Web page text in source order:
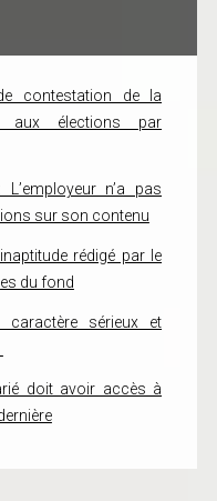
contestation de la
aux élections par
n’a pas
sur son contenu
rédigé par le
du fond
caractère sérieux et
doit avoir accès à